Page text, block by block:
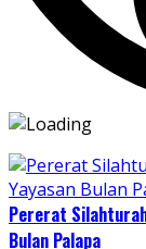
Pererat
Bulan Palapa